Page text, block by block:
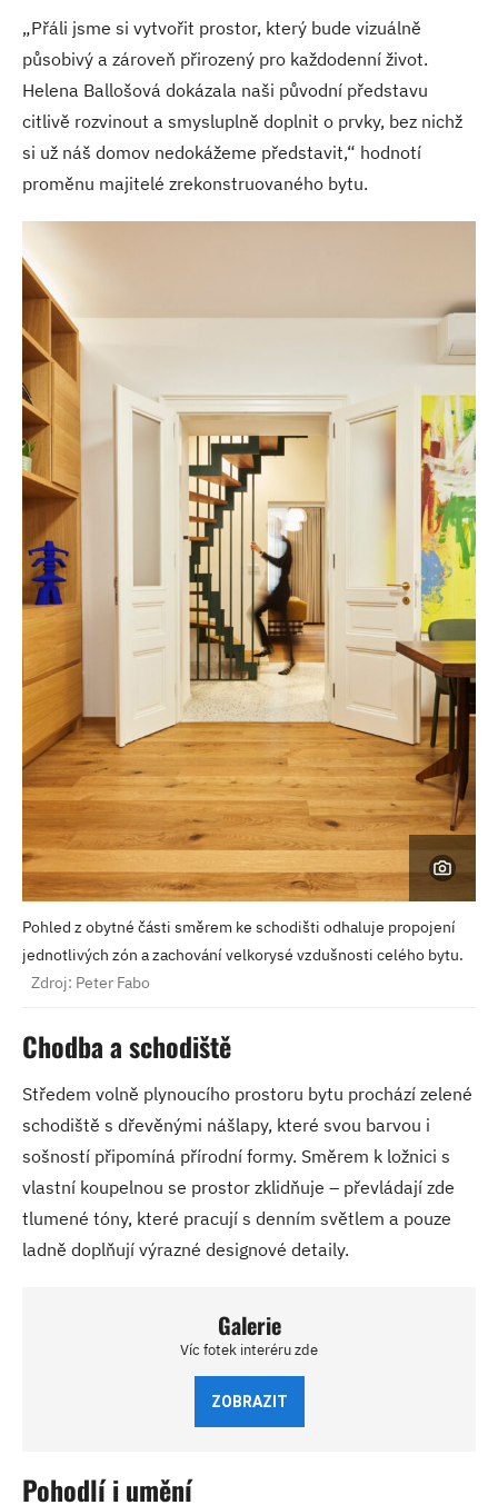
„Přáli jsme si vytvořit prostor, který bude vizuálně
působivý a zároveň přirozený pro každodenní život.
Helena Ballošová dokázala naši původní představu
citlivě rozvinout a smysluplně doplnit o prvky, bez nichž
si už náš domov nedokážeme představit,“ hodnotí
proměnu majitelé zrekonstruovaného bytu.
Pohled z obytné části směrem ke schodišti odhaluje propojení
jednotlivých zón a zachování velkorysé vzdušnosti celého bytu.
Zdroj: Peter Fabo
Chodba a schodiště
Středem volně plynoucího prostoru bytu prochází zelené
schodiště s dřevěnými nášlapy, které svou barvou i
sošností připomíná přírodní formy. Směrem k ložnici s
vlastní koupelnou se prostor zklidňuje – převládají zde
tlumené tóny, které pracují s denním světlem a pouze
ladně doplňují výrazné designové detaily.
Galerie
Víc fotek interéru zde
ZOBRAZIT
Pohodlí i umění